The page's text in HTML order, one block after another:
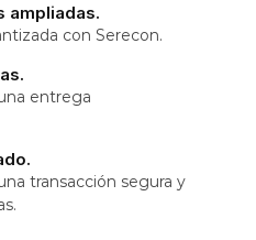
ampliadas.
con Serecon.
entrega
transacción segura y